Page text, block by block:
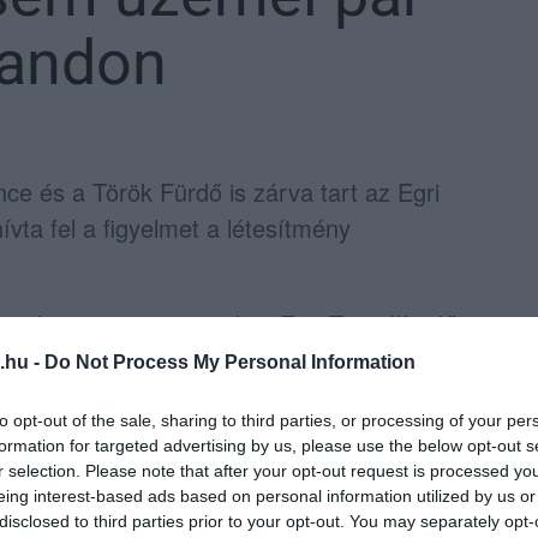
- Do Not Process My Personal Information
opt-out of the sale, sharing to third parties, or processing of your
for targeted advertising by us, please use the below opt-out
selection. Please note that after your opt-out request is processed
interest-based ads based on personal information utilized by us
to third parties prior to your opt-out. You may separately
és a Török Fürdő is zárva tart az Egri
fel a figyelmet a létesítmény
között nem üzemel az Egri Termálfürdő
mivel karbantartási munkálatokat
sem lesz elérhető ugyancsak
Fürdő is zárva tart, így ezeken a